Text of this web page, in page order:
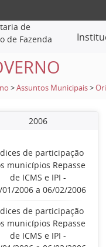
de
de Fazenda
>Assuntos Municipais >
2006
de participação
municípios Repasse
de ICMS e IPI -
01/2006 a 06/02/2006
de participação
municípios Repasse
de ICMS e IPI -